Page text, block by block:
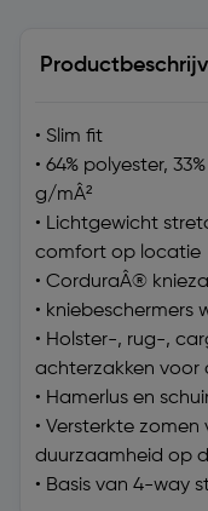
• Slim fit
• 64% polyester,
g/mÂ²
• Lichtgewicht
comfort op locatie
• CorduraÂ®
•
• Holster-, rug-,
achterzakken voor
• Hamerlus en
• Versterkte
duurzaamheid op
• Basis van 4-way